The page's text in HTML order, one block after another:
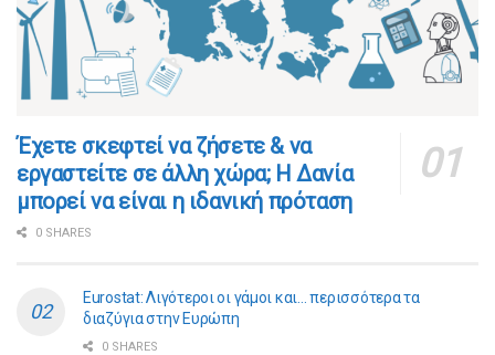
​​Έχετε σκεφτεί να ζήσετε & να
εργαστείτε σε άλλη χώρα; Η Δανία
μπορεί να είναι η ιδανική πρόταση
0 SHARES
Eurostat: Λιγότεροι οι γάμοι και… περισσότερα τα
διαζύγια στην Ευρώπη
0 SHARES